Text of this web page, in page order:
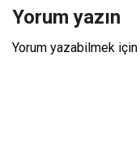
Yorum yazın
Yorum yazabilmek için